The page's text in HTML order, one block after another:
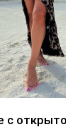
с открытой